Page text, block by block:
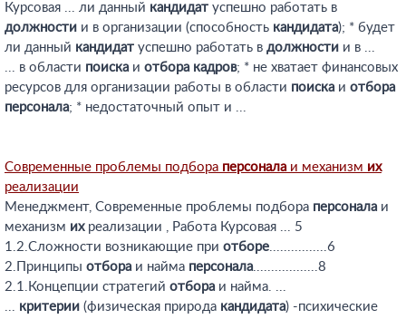
Курсовая ... ли данный кандидат успешно работать в
должности и в организации (способность кандидата); * будет
ли данный кандидат успешно работать в должности и в ...
... в области поиска и отбора кадров; * не хватает финансовых
ресурсов для организации работы в области поиска и отбора
персонала; * недостаточный опыт и ...
Современные проблемы подбора персоналаи механизм их
реализации
Менеджмент, Современные проблемы подбора персонала и
механизм ихреализации , Работа Курсовая ... 5
1.2.Сложности возникающие при отборе................6
2.Принципы отбора и найма персонала..................8
2.1.Концепции стратегий отбора и найма. ...
... критерии (физическая природа кандидата) -психические